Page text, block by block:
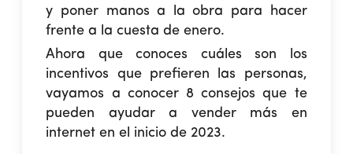
y poner manos a la obra para hacer
frente a la cuesta de enero.
Ahora que conoces cuáles son los
incentivos que prefieren las personas,
vayamos a conocer 8 consejos que te
pueden ayudar a vender más en
internet en el inicio de 2023.